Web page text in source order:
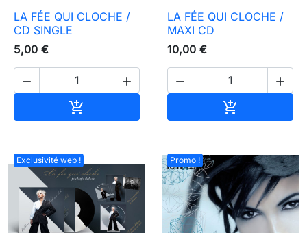
LA FÉE QUI CLOCHE /
CD SINGLE
5,00 €
 

LA FÉE QUI CLOCHE /
MAXI CD
10,00 €
 

Exclusivité web ! Promo !